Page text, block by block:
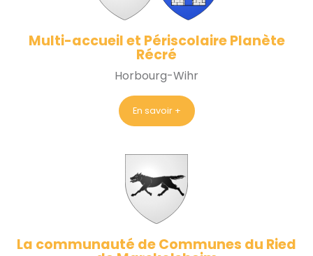
Multi-accueil et Périscolaire Planète
Récré
Horbourg-Wihr
En savoir +
La communauté de Communes du Ried